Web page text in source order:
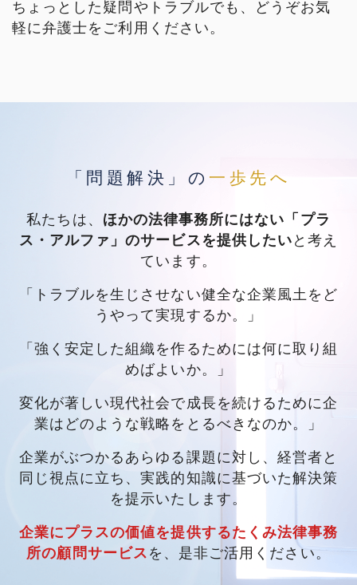
ちょっとした疑問やトラブルでも、どうぞお気
軽に弁護士をご利用ください。
「問題解決」の 一歩先へ
私たちは、 ほかの法律事務所にはない「プラ
ス・アルファ」のサービスを提供したい と考え
ています。
「トラブルを生じさせない健全な企業風土をど
うやって実現するか。」
「強く安定した組織を作るためには何に取り組
めばよいか。」
変化が著しい現代社会で成長を続けるために企
業はどのような戦略をとるべきなのか。」
企業がぶつかるあらゆる課題に対し、経営者と
同じ視点に立ち、実践的知識に基づいた解決策
を提示いたします。
企業にプラスの価値を提供するたくみ法律事務
所の顧問サービス を、是非ご活用ください。